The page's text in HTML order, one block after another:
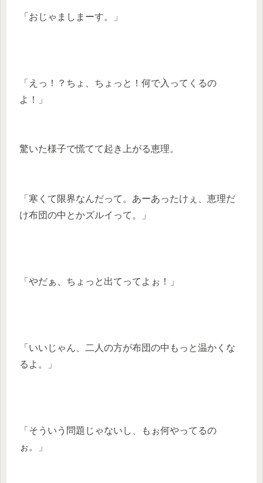
「おじゃましまーす。」
「えっ！？ちょ、ちょっと！何で入ってくるの
よ！」
驚いた様子で慌てて起き上がる恵理。
「寒くて限界なんだって。あーあったけぇ、恵理だ
け布団の中とかズルイって。」
「やだぁ、ちょっと出てってよぉ！」
「いいじゃん、二人の方が布団の中もっと温かくな
るよ。」
「そういう問題じゃないし、もぉ何やってるの
ぉ。」